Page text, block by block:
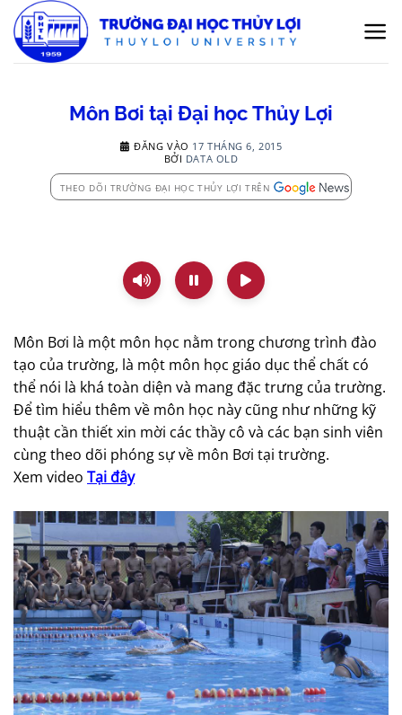
qua
nội
Môn Bơi tại Đại học Thủy Lợi
ĐĂNG VÀO 17 THÁNG 6, 2015
BỞI DATA OLD
THEO DÕI TRƯỜNG ĐẠI HỌC THỦY LỢI TRÊN
Môn Bơi là một môn học nằm trong chương trình đào
tạo của trường, là một môn học giáo dục thể chất có
thể nói là khá toàn diện và mang đặc trưng của trường.
Để tìm hiểu thêm về môn học này cũng như những kỹ
thuật cần thiết xin mời các thầy cô và các bạn sinh viên
cùng theo dõi phóng sự về môn Bơi tại trường.
Xem video Tại đây